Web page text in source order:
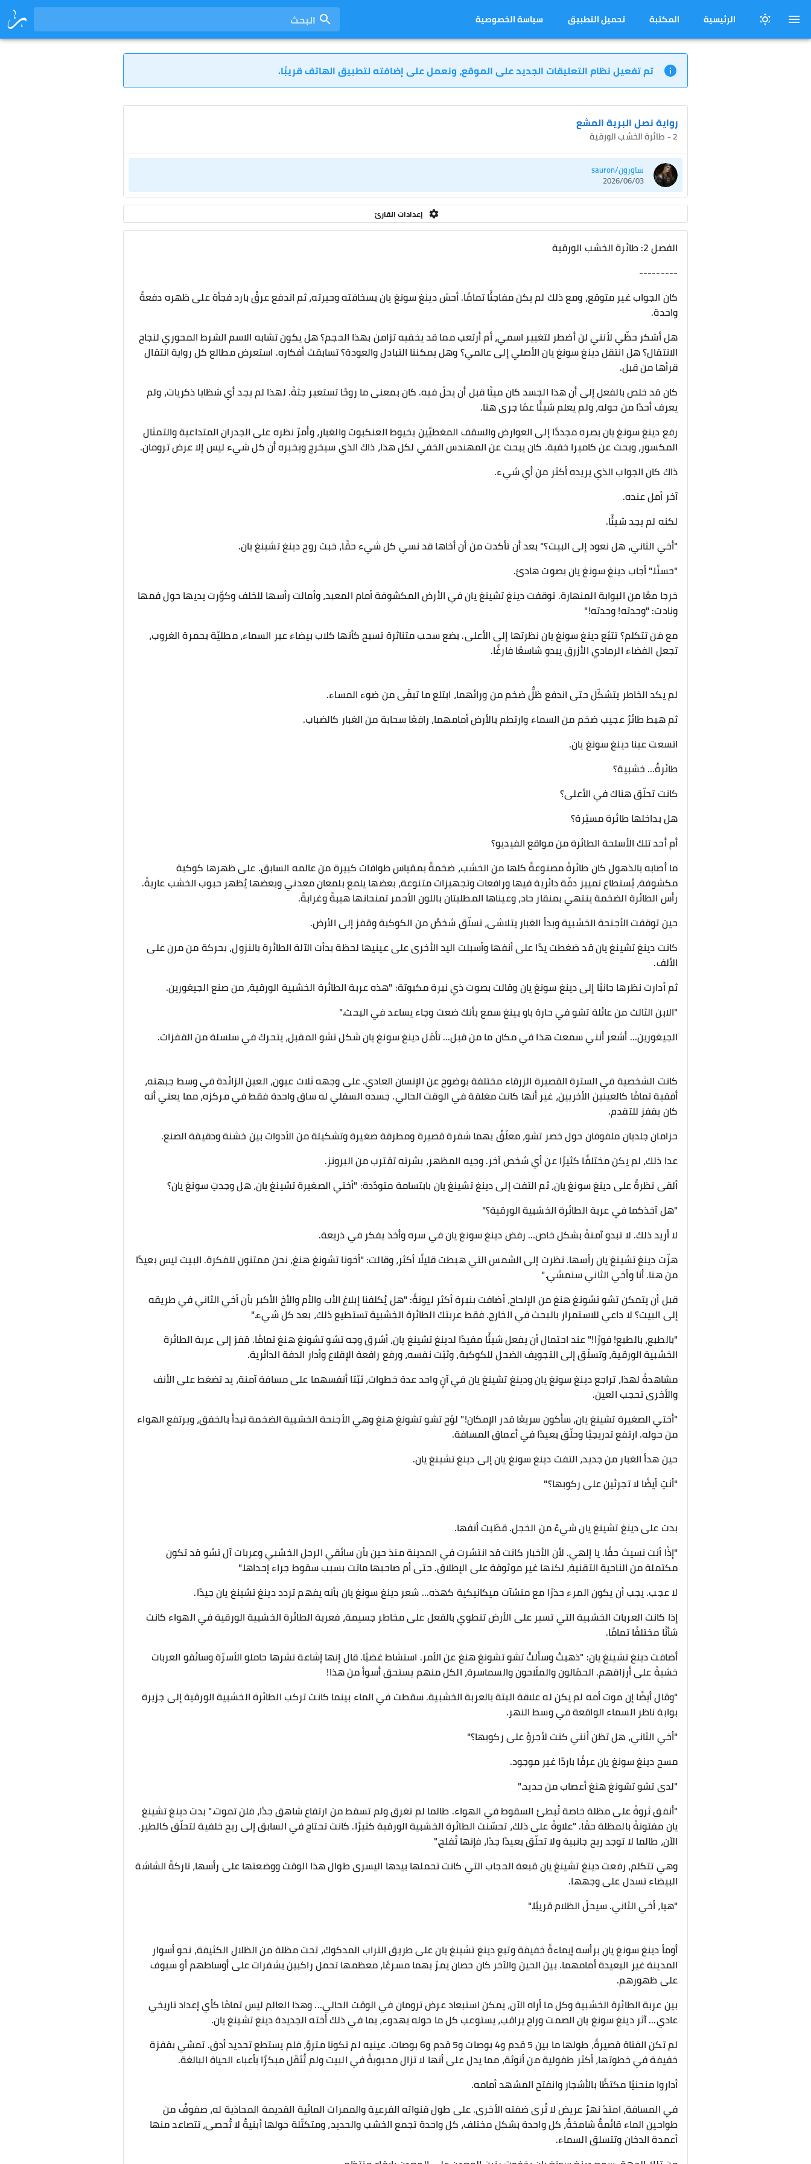
الرئيسية المكتبة تحميل التطبيق سياسة الخصوصية البحث
تم تفعيل نظام التعليقات الجديد على الموقع، ونعمل على إضافته لتطبيق الهاتف قريبًا.
رواية نصل البرية المشع
2 - طائرة الخشب الورقية
ساورون/sauron
2026/06/03
إعدادات القارئ
الفصل 2: طائرة الخشب الورقية
---------
كان الجواب غير متوقع، ومع ذلك لم يكن مفاجئًا تمامًا. أحسّ دينغ سونغ يان بسخافته وحيرته، ثم اندفع عرقٌ بارد فجأة على ظهره دفعةً
واحدة.
هل أشكر حظّي لأنني لن أضطر لتغيير اسمي، أم أرتعب مما قد يخفيه تزامن بهذا الحجم؟ هل يكون تشابه الاسم الشرط المحوري لنجاح
الانتقال؟ هل انتقل دينغ سونغ يان الأصلي إلى عالمي؟ وهل يمكننا التبادل والعودة؟ تسابقت أفكاره. استعرض مطالع كل رواية انتقال
قرأها من قبل.
كان قد خلص بالفعل إلى أن هذا الجسد كان ميتًا قبل أن يحلّ فيه. كان بمعنى ما روحًا تستعير جثةً. لهذا لم يجد أي شظايا ذكريات، ولم
يعرف أحدًا من حوله، ولم يعلم شيئًا عمّا جرى هنا.
رفع دينغ سونغ يان بصره مجددًا إلى العوارض والسقف المغطيَّين بخيوط العنكبوت والغبار، وأمرّ نظره على الجدران المتداعية والتمثال
المكسور، وبحث عن كاميرا خفية. كان يبحث عن المهندس الخفي لكل هذا، ذاك الذي سيخرج ويخبره أن كل شيء ليس إلا عرض ترومان.
ذاك كان الجواب الذي يريده أكثر من أي شيء.
آخر أمل عنده.
لكنه لم يجد شيئًا.
"أخي الثاني، هل نعود إلى البيت؟" بعد أن تأكدت من أن أخاها قد نسي كل شيء حقًا، خبت روح دينغ تشينغ يان.
"حسنًا." أجاب دينغ سونغ يان بصوت هادئ.
خرجا معًا من البوابة المنهارة. توقفت دينغ تشينغ يان في الأرض المكشوفة أمام المعبد، وأمالت رأسها للخلف وكوّرت يديها حول فمها
ونادت: "وجدته! وجدته!"
مع مَن تتكلم؟ تتبّع دينغ سونغ يان نظرتها إلى الأعلى. بضع سحب متناثرة تسبح كأنها كلاب بيضاء عبر السماء، مطليّة بحمرة الغروب،
تجعل الفضاء الرمادي الأزرق يبدو شاسعًا فارغًا.
لم يكد الخاطر يتشكّل حتى اندفع ظلٌّ ضخم من ورائهما، ابتلع ما تبقّى من ضوء المساء.
ثم هبط طائرٌ عجيب ضخم من السماء وارتطم بالأرض أمامهما، رافعًا سحابة من الغبار كالضباب.
اتسعت عينا دينغ سونغ يان.
طائرةٌ... خشبية؟
كانت تحلّق هناك في الأعلى؟
هل بداخلها طائرة مسيّرة؟
أم أحد تلك الأسلحة الطائرة من مواقع الفيديو؟
ما أصابه بالذهول كان طائرةً مصنوعةً كلها من الخشب، ضخمةً بمقياس طوافات كبيرة من عالمه السابق. على ظهرها كوكبة
مكشوفة، يُستطاع تمييز دفّة دائرية فيها ورافعات وتجهيزات متنوعة، بعضها يلمع بلمعان معدني وبعضها يُظهر حبوب الخشب عاريةً.
رأس الطائرة الضخمة ينتهي بمنقار حاد، وعيناها المطليتان باللون الأحمر تمنحانها هيبةً وغرابةً.
حين توقفت الأجنحة الخشبية وبدأ الغبار يتلاشى، تسلّق شخصٌ من الكوكبة وقفز إلى الأرض.
كانت دينغ تشينغ يان قد ضغطت يدًا على أنفها وأسبلت اليد الأخرى على عينيها لحظة بدأت الآلة الطائرة بالنزول، بحركة من مرن على
الألف.
ثم أدارت نظرها جانبًا إلى دينغ سونغ يان وقالت بصوت ذي نبرة مكبوتة: "هذه عربة الطائرة الخشبية الورقية، من صنع الجيغورين.
"الابن الثالث من عائلة تشو في حارة باو بينغ سمع بأنك ضعت وجاء يساعد في البحث."
الجيغورين... أشعر أنني سمعت هذا في مكان ما من قبل... تأمّل دينغ سونغ يان شكل تشو المقبل، يتحرك في سلسلة من القفزات.
كانت الشخصية في السترة القصيرة الزرقاء مختلفة بوضوح عن الإنسان العادي. على وجهه ثلاث عيون، العين الزائدة في وسط جبهته،
أفقية تمامًا كالعينين الأخريين، غير أنها كانت مغلقة في الوقت الحالي. جسده السفلي له ساق واحدة فقط في مركزه، مما يعني أنه
كان يقفز للتقدم.
حزامان جلديان ملفوفان حول خصر تشو، معلّقٌ بهما شفرة قصيرة ومطرقة صغيرة وتشكيلة من الأدوات بين خشنة ودقيقة الصنع.
عدا ذلك، لم يكن مختلفًا كثيرًا عن أي شخص آخر. وجيه المظهر، بشرته تقترب من البرونز.
ألقى نظرةً على دينغ سونغ يان، ثم التفت إلى دينغ تشينغ يان بابتسامة متودّدة: "أختي الصغيرة تشينغ يان، هل وجدتِ سونغ يان؟
"هل آخذكما في عربة الطائرة الخشبية الورقية؟"
لا أريد ذلك. لا تبدو آمنةً بشكل خاص... رفض دينغ سونغ يان في سره وأخذ يفكر في ذريعة.
هزّت دينغ تشينغ يان رأسها. نظرت إلى الشمس التي هبطت قليلًا أكثر، وقالت: "أخونا تشونغ هنغ، نحن ممتنون للفكرة. البيت ليس بعيدًا
من هنا. أنا وأخي الثاني سنمشي."
قبل أن يتمكن تشو تشونغ هنغ من الإلحاح، أضافت بنبرة أكثر ليونةً: "هل يُكلفنا إبلاغ الأب والأم والأخ الأكبر بأن أخي الثاني في طريقه
إلى البيت؟ لا داعي للاستمرار بالبحث في الخارج. فقط عربتك الطائرة الخشبية تستطيع ذلك، بعد كل شيء."
"بالطبع، بالطبع! فورًا!" عند احتمال أن يفعل شيئًا مفيدًا لدينغ تشينغ يان، أشرق وجه تشو تشونغ هنغ تمامًا. قفز إلى عربة الطائرة
الخشبية الورقية، وتسلّق إلى التجويف الضحل للكوكبة، وثبّت نفسه، ورفع رافعة الإقلاع وأدار الدفة الدائرية.
مشاهدةً لهذا، تراجع دينغ سونغ يان ودينغ تشينغ يان في آنٍ واحد عدة خطوات، ثبّتا أنفسهما على مسافة آمنة، يد تضغط على الأنف
والأخرى تحجب العين.
"أختي الصغيرة تشينغ يان، سأكون سريعًا قدر الإمكان!" لوّح تشو تشونغ هنغ وهي الأجنحة الخشبية الضخمة تبدأ بالخفق، ويرتفع الهواء
من حوله. ارتفع تدريجيًا وحلّق بعيدًا في أعماق المسافة.
حين هدأ الغبار من جديد، التفت دينغ سونغ يان إلى دينغ تشينغ يان.
"أنتِ أيضًا لا تجرئين على ركوبها؟"
بدت على دينغ تشينغ يان شيءٌ من الخجل. قطّبت أنفها.
"إذًا أنت نسيتَ حقًا. يا إلهي. لأن الأخبار كانت قد انتشرت في المدينة منذ حين بأن سائقي الرجل الخشبي وعربات آل تشو قد تكون
مكتملة من الناحية التقنية، لكنها غير موثوقة على الإطلاق. حتى أم صاحبها ماتت بسبب سقوط جراء إحداها."
لا عجب. يجب أن يكون المرء حذرًا مع منشآت ميكانيكية كهذه... شعر دينغ سونغ يان بأنه يفهم تردد دينغ تشينغ يان جيدًا.
إذا كانت العربات الخشبية التي تسير على الأرض تنطوي بالفعل على مخاطر جسيمة، فعربة الطائرة الخشبية الورقية في الهواء كانت
شأنًا مختلفًا تمامًا.
أضافت دينغ تشينغ يان: "ذهبتُ وسألتُ تشو تشونغ هنغ عن الأمر. استشاط غضبًا. قال إنها إشاعة نشرها حاملو الأسرّة وسائقو العربات
خشيةً على أرزاقهم. الحمّالون والملّاحون والسماسرة، الكل منهم يستحق أسوأ من هذا!
"وقال أيضًا إن موت أمه لم يكن له علاقة البتة بالعربة الخشبية. سقطت في الماء بينما كانت تركب الطائرة الخشبية الورقية إلى جزيرة
بوابة ناظر السماء الواقعة في وسط النهر.
"أخي الثاني، هل تظن أنني كنت لأجرؤ على ركوبها؟"
مسح دينغ سونغ يان عرقًا باردًا غير موجود.
"لدى تشو تشونغ هنغ أعصاب من حديد."
"أنفق ثروةً على مظلة خاصة تُبطئ السقوط في الهواء. طالما لم تغرق ولم تسقط من ارتفاع شاهق جدًا، فلن تموت." بدت دينغ تشينغ
يان مفتونةً بالمظلة حقًا. "علاوةً على ذلك، تحسّنت الطائرة الخشبية الورقية كثيرًا. كانت تحتاج في السابق إلى ريح خلفية لتحلّق كالطير.
الآن، طالما لا توجد ريح جانبية ولا تحلّق بعيدًا جدًا، فإنها تُفلح."
وهي تتكلم، رفعت دينغ تشينغ يان قبعة الحجاب التي كانت تحملها بيدها اليسرى طوال هذا الوقت ووضعتها على رأسها، تاركةً الشاشة
البيضاء تسدل على وجهها.
"هيا، أخي الثاني. سيحلّ الظلام قريبًا."
أومأ دينغ سونغ يان برأسه إيماءةً خفيفة وتبع دينغ تشينغ يان على طريق التراب المدكوك، تحت مظلة من الظلال الكثيفة، نحو أسوار
المدينة غير البعيدة أمامهما. بين الحين والآخر كان حصان يمرّ بهما مسرعًا، معظمها تحمل راكبين بشفرات على أوساطهم أو سيوف
على ظهورهم.
بين عربة الطائرة الخشبية وكل ما أراه الآن، يمكن استبعاد عرض ترومان في الوقت الحالي... وهذا العالم ليس تمامًا كأي إعداد تاريخي
عادي... آثر دينغ سونغ يان الصمت وراح يراقب، يستوعب كل ما حوله بهدوء، بما في ذلك أخته الجديدة دينغ تشينغ يان.
لم تكن الفتاة قصيرةً، طولها ما بين 5 قدم و4 بوصات و5 قدم و6 بوصات. عينيه لم تكونا متروً، فلم يستطع تحديد أدق. تمشي بقفزة
خفيفة في خطوتها، أكثر طفولية من أنوثة، مما يدل على أنها لا تزال محبوبةً في البيت ولم تُثقَل مبكرًا بأعباء الحياة البالغة.
أداروا منحنيًا مكتظًا بالأشجار وانفتح المشهد أمامه.
في المسافة، امتدّ نهرٌ عريض لا تُرى ضفته الأخرى. على طول قنواته الفرعية والممرات المائية القديمة المحاذية له، صفوفٌ من
طواحين الماء قائمةٌ شامخةٌ، كل واحدة بشكل مختلف، كل واحدة تجمع الخشب والحديد، ومتكتّلة حولها أبنيةٌ لا تُحصى، تتصاعد منها
أعمدة الدخان وتتسلق السماء.